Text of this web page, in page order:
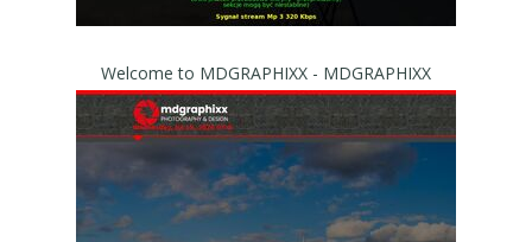
Welcome to MDGRAPHIXX - MDGRAPHIXX